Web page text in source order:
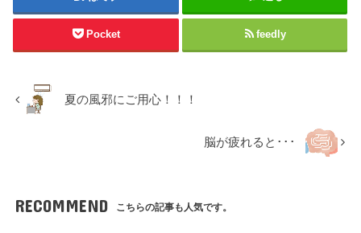
Pocket feedly
夏の風邪にご用心！！！
脳が疲れると･･･
RECOMMEND こちらの記事も人気です。